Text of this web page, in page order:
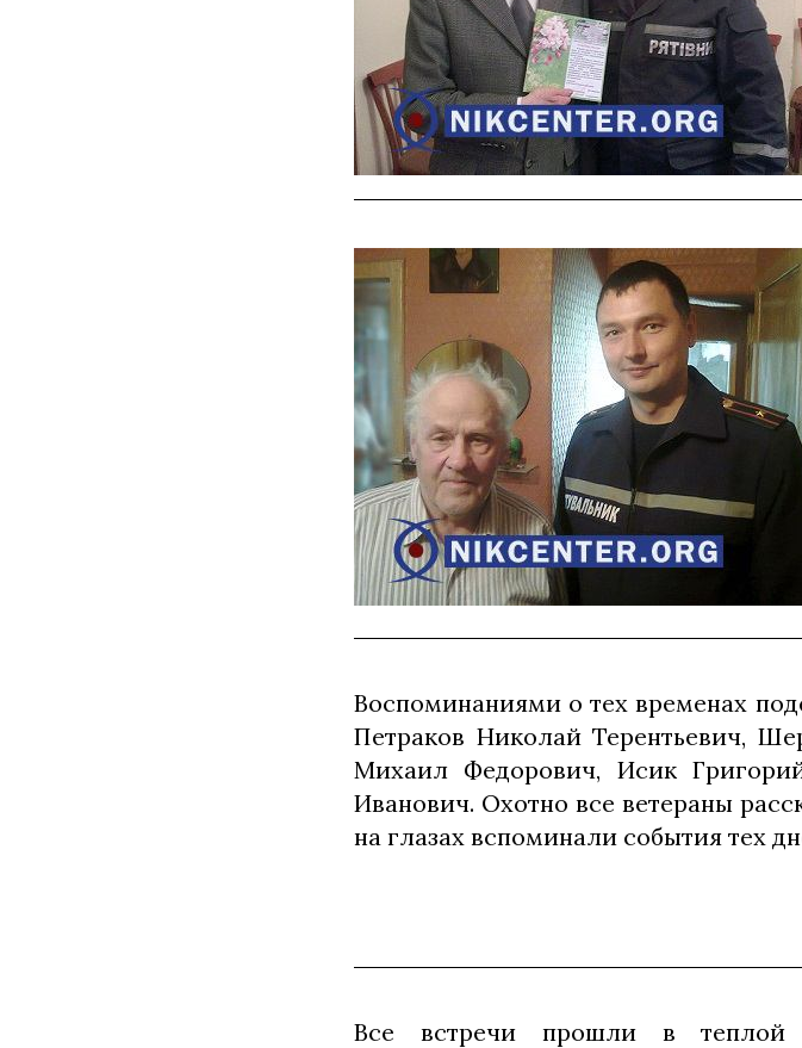
Воспоминаниями о тех временах
Петраков Николай Терентьевич,
Михаил Федорович, Исик
Иванович. Охотно все ветераны
на глазах вспоминали события тех
Все встречи прошли в теплой